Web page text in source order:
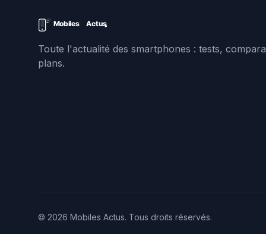
Toute l'actualité des smartphones : tests,
plans.
© 2026 Mobiles Actus. Tous droits réservés.